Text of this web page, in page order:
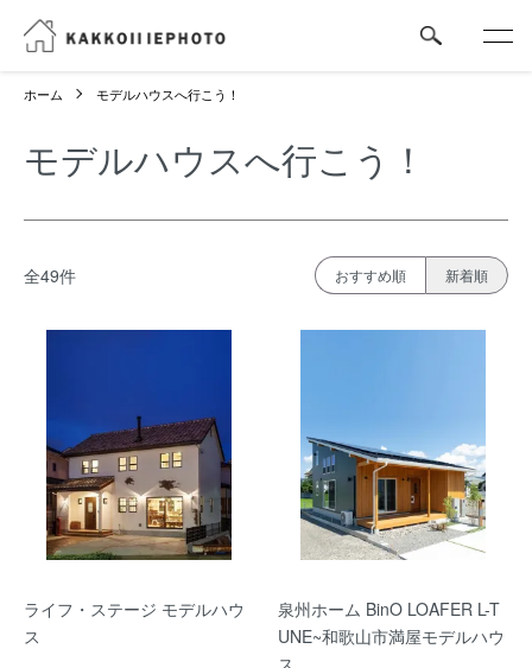
ホーム モデルハウスへ行こう！
モデルハウスへ行こう！
全49件 おすすめ順 新着順
ライフ・ステージ モデルハウ
ス
泉州ホーム BinO LOAFER L-T
UNE~和歌山市満屋モデルハウ
ス